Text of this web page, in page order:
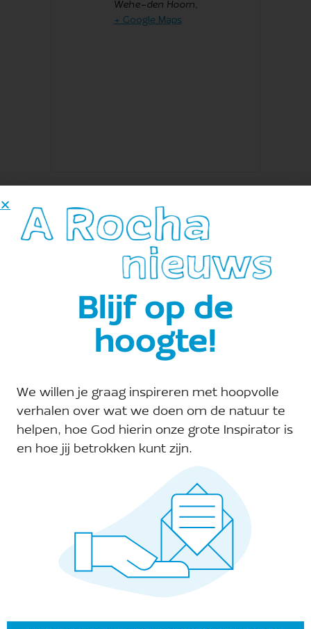
Wehe-den Hoorn ,
+ Google Maps
Toevoegen aan kalender
A Rocha Het Hogeland
Bekijk de site van Organisator
hethogeland@arocha.org
Blijf op de
hoogte!
We willen je graag inspireren met hoopvolle
verhalen over wat we doen om de natuur te
helpen, hoe God hierin onze grote Inspirator is
en hoe jij betrokken kunt zijn.